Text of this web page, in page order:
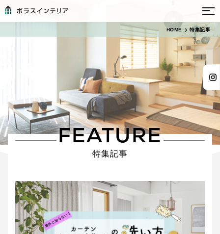
HOME 特集記事
FEATURE
特集記事